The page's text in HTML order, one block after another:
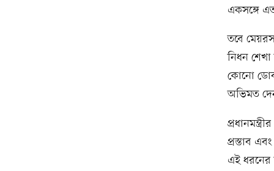
একসঙ্গে
তবে
নিধন শেখা
কোনো
অভিমত দেন
প্রস্তাব
এই ধরনের